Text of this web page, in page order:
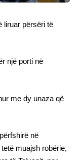
liruar përsëri të
një porti në
me dy unaza që
në
muajsh robërie,